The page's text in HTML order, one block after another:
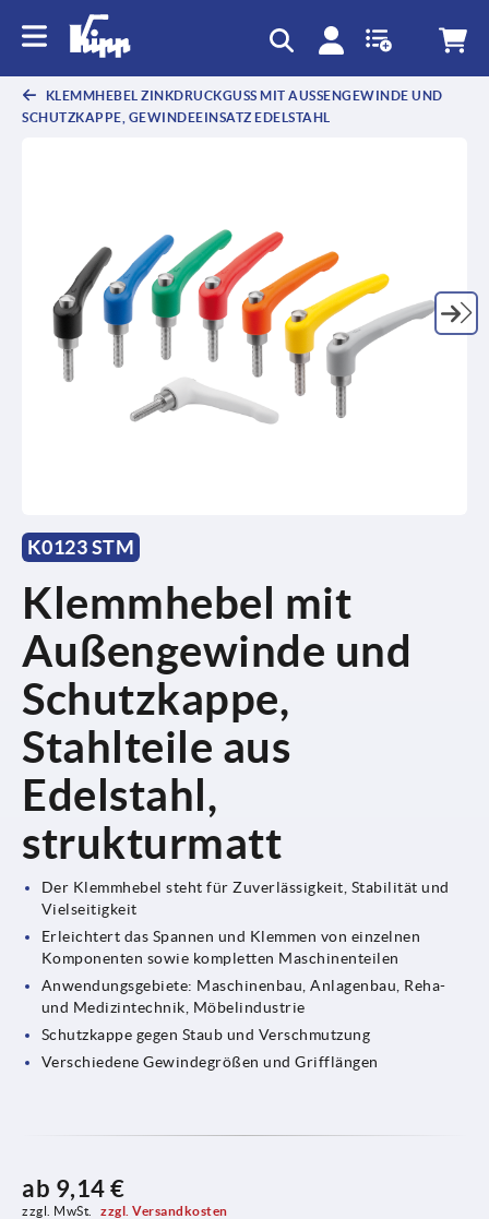
KLEMMHEBEL ZINKDRUCKGUSS MIT AUSSENGEWINDE UND S
CHUTZKAPPE, GEWINDEEINSATZ EDELSTAHL
K0123 STM
Klemmhebel mit
Außengewinde und
Schutzkappe,
Stahlteile aus
Edelstahl,
strukturmatt
Der Klemmhebel steht für Zuverlässigkeit, Stabilität und
Vielseitigkeit
Erleichtert das Spannen und Klemmen von einzelnen
Komponenten sowie kompletten Maschinenteilen
Anwendungsgebiete: Maschinenbau, Anlagenbau, Reha-
und Medizintechnik, Möbelindustrie
Schutzkappe gegen Staub und Verschmutzung
Verschiedene Gewindegrößen und Grifflängen
ab 9,14 €
zzgl. MwSt. zzgl. Versandkosten